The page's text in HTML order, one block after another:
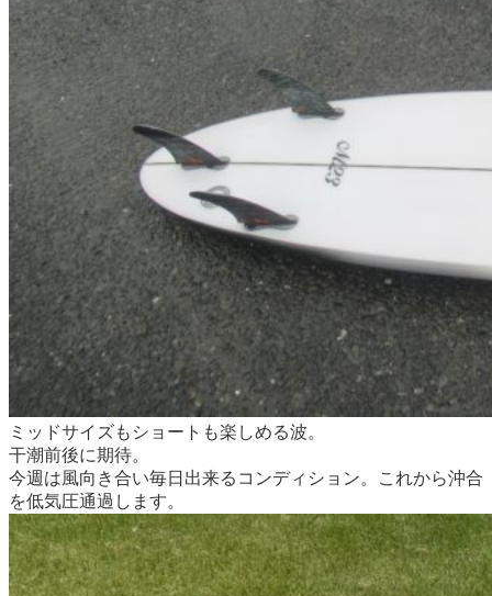
ミッドサイズもショートも楽しめる波。
干潮前後に期待。
今週は風向き合い毎日出来るコンディション。
これから沖合
を低気圧通過します。